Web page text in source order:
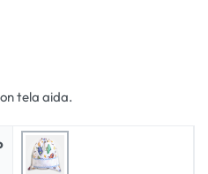
tela aida.